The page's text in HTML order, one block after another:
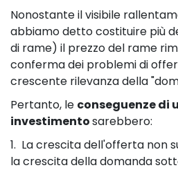
Nonostante il visibile
abbiamo detto costituire più
di rame) il prezzo del rame
conferma dei problemi di
crescente rilevanza della
Pertanto, le conseguenze di
investimentosarebbero:
1. La crescita dell'offerta non
la crescita della domanda